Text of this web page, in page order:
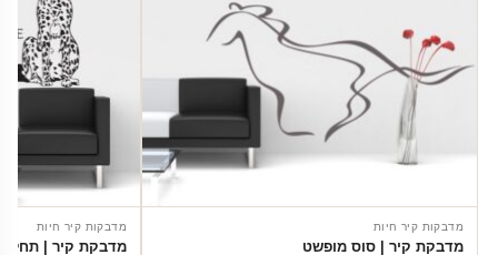
מדבקות קיר חיות
מדבקת קיר | סוס מופשט
מדבקות קיר חיות
מדבקת קיר | תחלמו